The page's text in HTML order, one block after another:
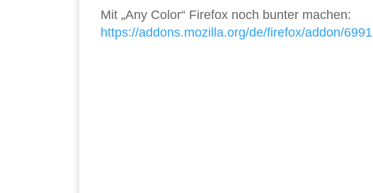
Mit „Any Color“ Firefox noch bunter machen:
https://addons.mozilla.org/de/firefox/addon/6991